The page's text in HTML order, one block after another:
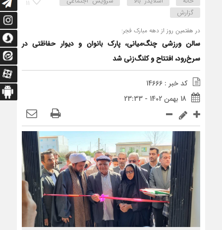
11
گزارش
در هفتمین روز از دهه مبارک فجر:
سالن ورزشی چنگ‌میانی، پارک بانوان و دیوار حفاظتی در
سرخ‌رود، افتتاح و کلنگ‌زنی شد
کد خبر : 14666
18 بهمن 1402 - 23:33